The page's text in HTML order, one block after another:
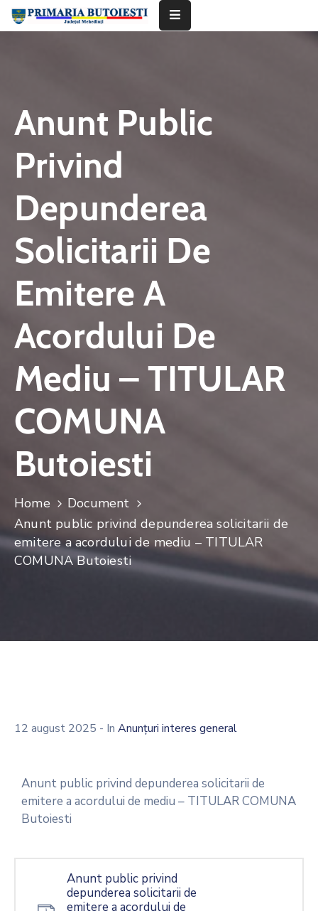
Informații
Interes
Public
Contact
Anunt Public
Privind
Depunderea
Solicitarii De
Emitere A
Acordului De
Mediu – TITULAR
COMUNA
Butoiesti
Home
Document
Anunt public privind depunderea solicitarii de
emitere a acordului de mediu – TITULAR
COMUNA Butoiesti
12 august 2025 - In Anunțuri interes general
Anunt public privind depunderea solicitarii de
emitere a acordului de mediu – TITULAR COMUNA
Butoiesti
Anunt public privind
depunderea solicitarii de
emitere a acordului de